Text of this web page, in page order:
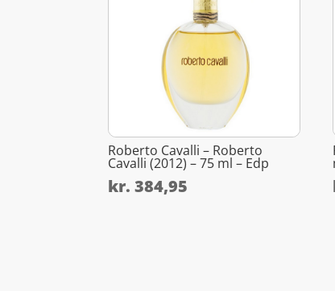
Roberto Cavalli – Roberto
Cavalli (2012) – 75 ml – Edp
kr. 384,95